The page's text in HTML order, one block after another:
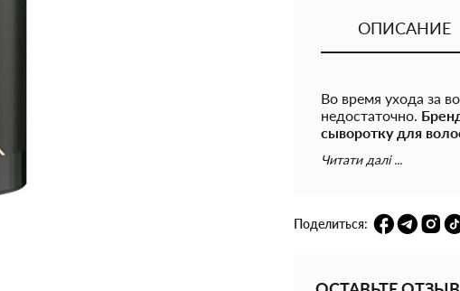
ОПИСАНИЕ
Во время ухода за
недостаточно.
сыворотку для
увлажняющими и
выразительными от
Читати далі ...
Поделиться: